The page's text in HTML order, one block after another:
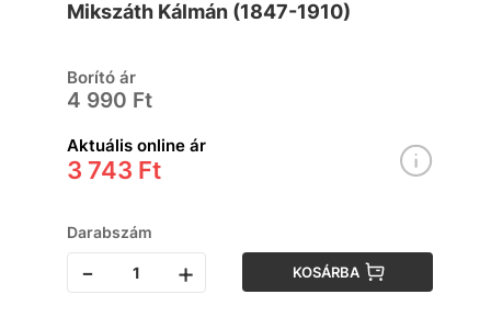
Mikszáth Kálmán (1847-1910)
Borító ár
4 990 Ft
Aktuális online ár
3 743 Ft
Darabszám
- + KOSÁRBA